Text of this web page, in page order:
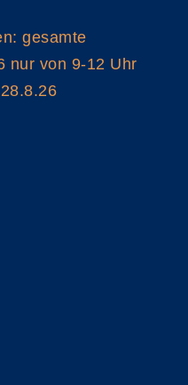
gesamte
nur von 9-12 Uhr